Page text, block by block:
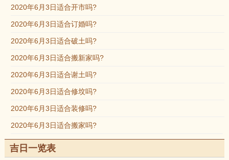
2020年6月3日适合开市吗?
2020年6月3日适合订婚吗?
2020年6月3日适合破土吗?
2020年6月3日适合搬新家吗?
2020年6月3日适合谢土吗?
2020年6月3日适合修坟吗?
2020年6月3日适合装修吗?
2020年6月3日适合搬家吗?
吉日一览表